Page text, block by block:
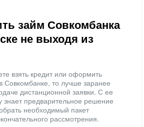
займ Совкомбанка
не выходя из
взять кредит или оформить
Совкомбанке, то лучше заранее
дистанционной заявки. С ее
предварительное решение
необходимый пакет
рассмотрения.